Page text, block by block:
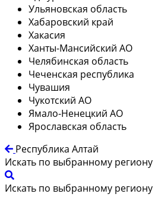
Ульяновская область
Хабаровский край
Хакасия
Ханты-Мансийский АО
Челябинская область
Чеченская республика
Чувашия
Чукотский АО
Ямало-Ненецкий АО
Ярославская область
Республика Алтай
Искать по выбранному региону
Искать по выбранному региону